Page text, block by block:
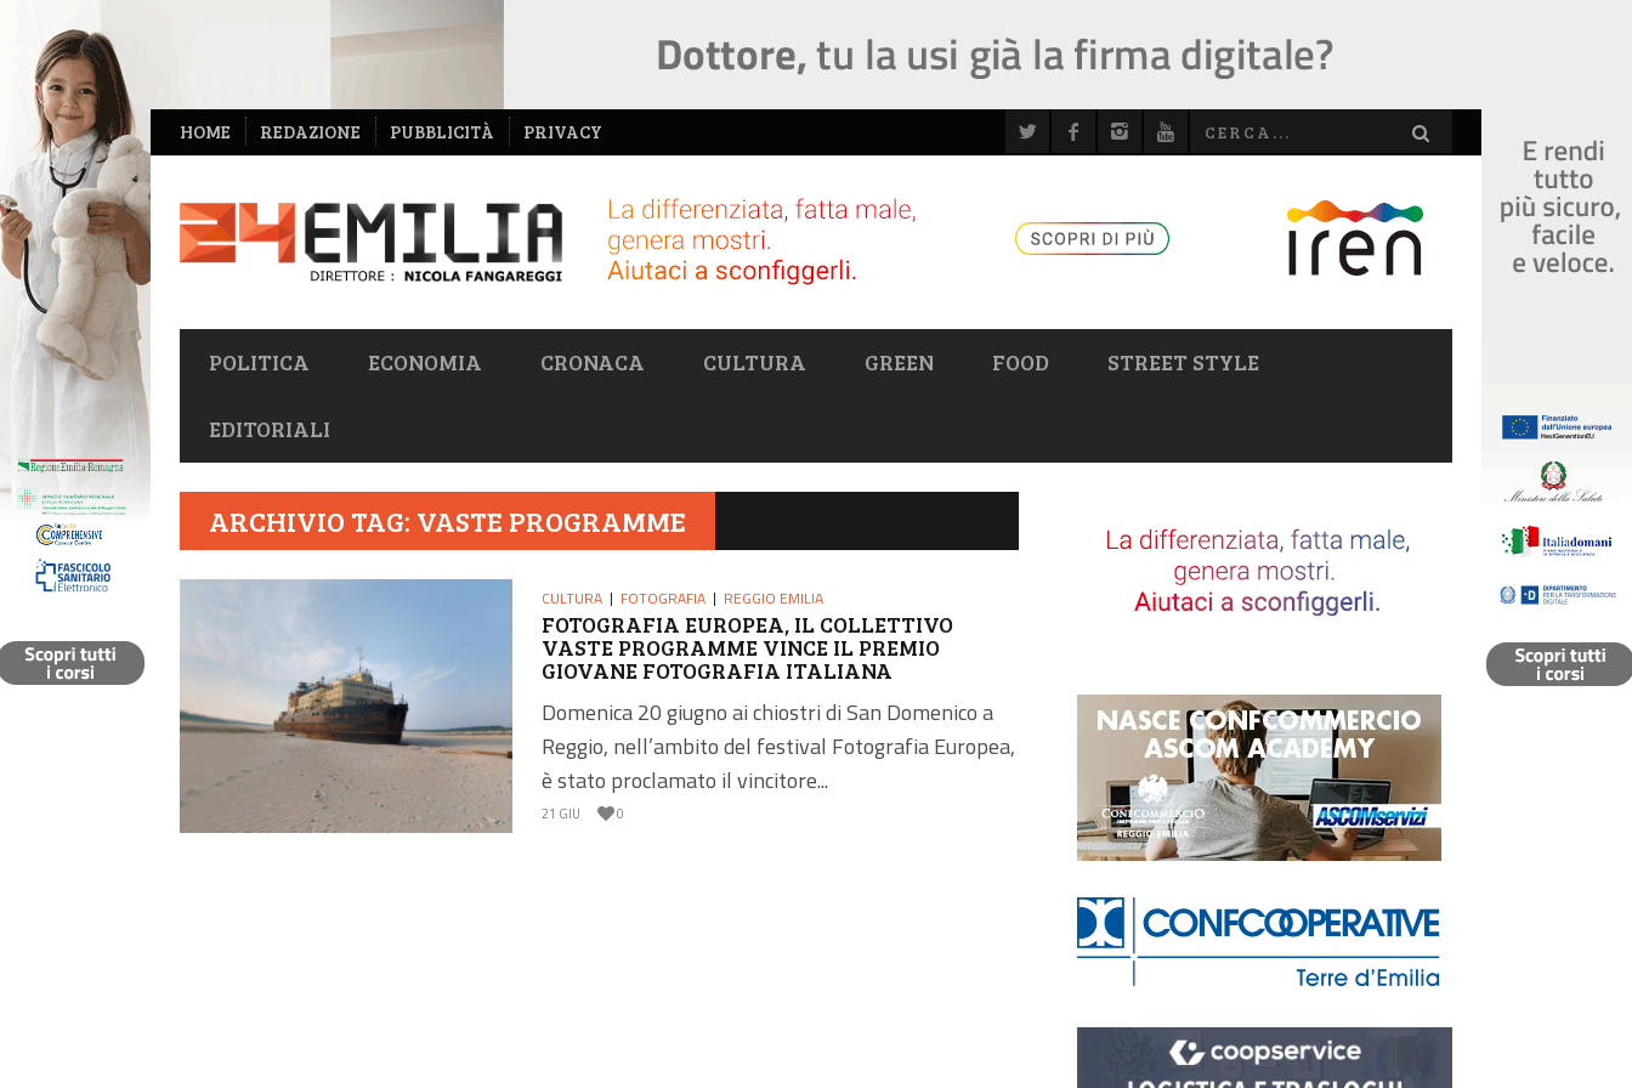
NAVIGAZIONE
SECONDARIA
HOME REDAZIONE PUBBLICITÀ PRIVACY
NAVIGAZIONE
PRIMARIA
POLITICA ECONOMIA CRONACA CULTURA GREEN FOOD STREET STYLE
EDITORIALI
ARCHIVIO TAG: VASTE PROGRAMME
CULTURA FOTOGRAFIA REGGIO EMILIA
FOTOGRAFIA EUROPEA, IL COLLETTIVO
VASTE PROGRAMME VINCE IL PREMIO
GIOVANE FOTOGRAFIA ITALIANA
Domenica 20 giugno ai chiostri di San Domenico a
Reggio, nell’ambito del festival Fotografia Europea,
è stato proclamato il vincitore...
21 GIU 0